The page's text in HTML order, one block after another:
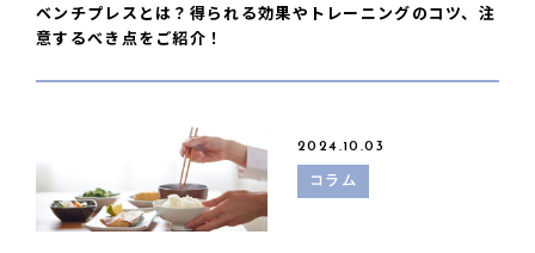
ベンチプレスとは？得られる効果やトレーニングのコツ、注
意するべき点をご紹介！
2024.10.03
コラム